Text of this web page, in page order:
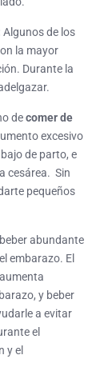
Algunos de los
la mayor
Durante la
decomer de
excesivo
de parto, e
cesárea. Sin
pequeños
abundante
embarazo. El
y beber
a evitar
el
y el